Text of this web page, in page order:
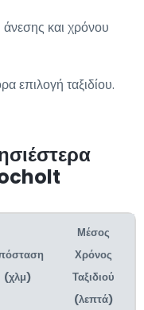
και χρόνου
επιλογή ταξιδίου.
(χλμ)
Μέσος
Χρόνος
Ταξιδιού
(λεπτά)